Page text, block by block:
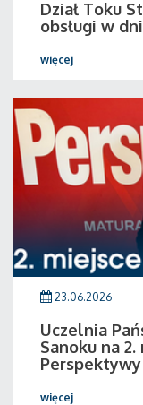
Dział Toku
obsługi w
więcej
23.06.2026
Uczelnia
Sanoku na
Perspektywy
więcej